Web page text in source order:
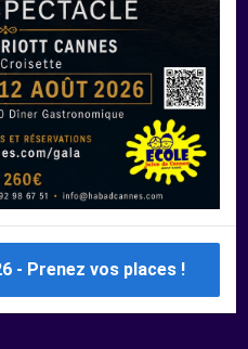
Mercredi 12 Août 2026 - Prenez vos places !